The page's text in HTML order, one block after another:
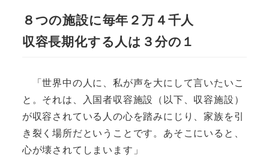
８つの施設に毎年２万４千人
収容長期化する人は３分の１
「世界中の人に、私が声を大にして言いたいこ
と。それは、入国者収容施設（以下、収容施設）
が収容されている人の心を踏みにじり、家族を引
き裂く場所だということです。あそこにいると、
心が壊されてしまいます」